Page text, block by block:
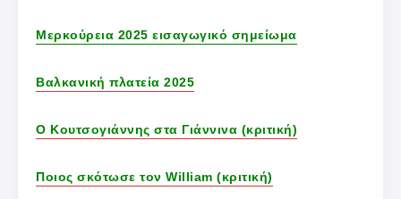
Μερκούρεια 2025 εισαγωγικό σημείωμα
Βαλκανική πλατεία 2025
Ο Κουτσογιάννης στα Γιάννινα (κριτική)
Ποιος σκότωσε τον William (κριτική)